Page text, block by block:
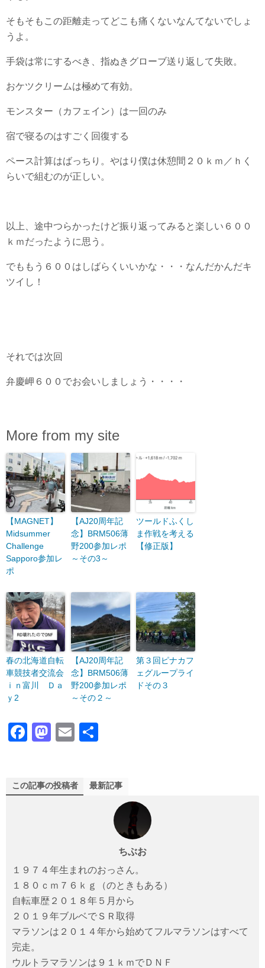
そもそもこの距離走ってどこも痛くないなんてないでしょ
うよ。
手袋は常にするべき、指ぬきグローブ送り返して失敗。
おケツクリームは極めて有効。
モンスター（カフェイン）は一回のみ
宿で寝るのはすごく回復する
ペース計算はばっちり。やはり僕は休憩間２０ｋｍ／ｈく
らいで組むのが正しい。
以上、途中つらかったけど振り返ってみると楽しい６００
ｋｍだったように思う。
でももう６００はしばらくいいかな・・・なんだかんだキ
ツイし！
それでは次回
弁慶岬６００でお会いしましょう・・・・
More from my site
【MAGNET】
Midsummer
Challenge
Sapporo参加レ
ポ
【AJ20周年記
念】BRM506薄
野200参加レポ
～その3～
ツールドふくし
ま作戦を考える
【修正版】
春の北海道自転
車競技者交流会
ｉｎ富川 Ｄａ
ｙ2
【AJ20周年記
念】BRM506薄
野200参加レポ
～その２～
第３回ピナカフ
ェグループライ
ドその３
F
e
k
M
o
E
この記事の投稿者 最新記事
ちぶお
１９７４年生まれのおっさん。
１８０ｃｍ７６ｋｇ（のときもある）
自転車歴２０１８年５月から
２０１９年ブルベでＳＲ取得
マラソンは２０１４年から始めてフルマラソンはすべて
完走。
ウルトラマラソンは９１ｋｍでＤＮＦ